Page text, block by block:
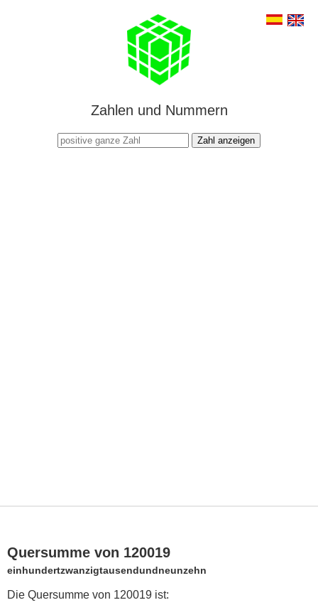
Zahlen und Nummern
Zahl anzeigen
Quersumme von 120019
einhundertzwanzigtausendundneunzehn
Die Quersumme von 120019 ist: